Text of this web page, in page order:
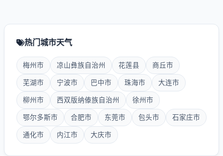
热门城市天气
梅州市 凉山彝族自治州 花莲县 商丘市
芜湖市 宁波市 巴中市 珠海市 大连市
柳州市 西双版纳傣族自治州 徐州市
鄂尔多斯市 合肥市 东莞市 包头市 石家庄市
通化市 内江市 大庆市